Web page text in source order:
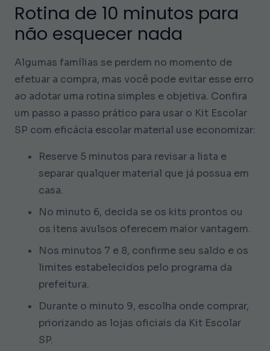
Rotina de 10 minutos para
não esquecer nada
Algumas famílias se perdem no momento de
efetuar a compra, mas você pode evitar esse erro
ao adotar uma rotina simples e objetiva. Confira
um passo a passo prático para usar o Kit Escolar
SP com eficácia escolar material use economizar:
Reserve 5 minutos para revisar a lista e
separar qualquer material que já possua em
casa.
No minuto 6, decida se os kits prontos ou
os itens avulsos oferecem maior vantagem.
Nos minutos 7 e 8, confirme seu saldo e os
limites estabelecidos pelo programa da
prefeitura.
Durante o minuto 9, escolha onde comprar,
priorizando as lojas oficiais da Kit Escolar
SP.